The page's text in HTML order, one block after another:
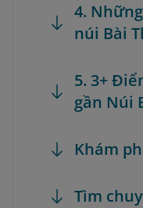
4.
núi Bài
5. 3+
gần Núi
Khám
Tìm